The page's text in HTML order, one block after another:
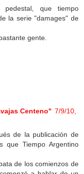
que tiempo
la serie "damages" de
gente.
Centeno" 7/9/10,
de la publicación de
que Tiempo Argentino
de los comienzos de